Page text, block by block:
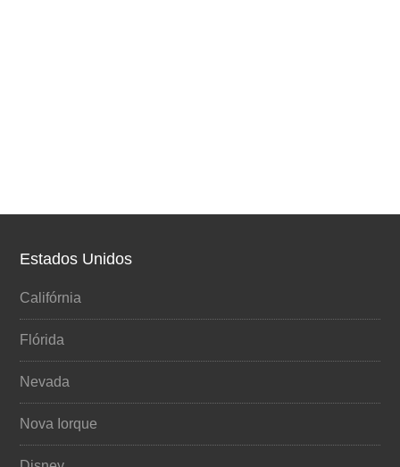
Estados Unidos
Califórnia
Flórida
Nevada
Nova Iorque